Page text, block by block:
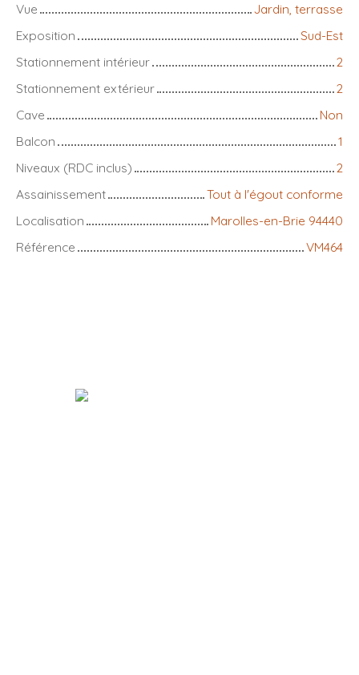
Vue
Jardin, terrasse
Exposition
Sud-Est
Stationnement intérieur
2
Stationnement extérieur
2
Cave
Non
Balcon
1
Niveaux (RDC inclus)
2
Assainissement
Tout à l'égout conforme
Localisation
Marolles-en-Brie 94440
Référence
VM464